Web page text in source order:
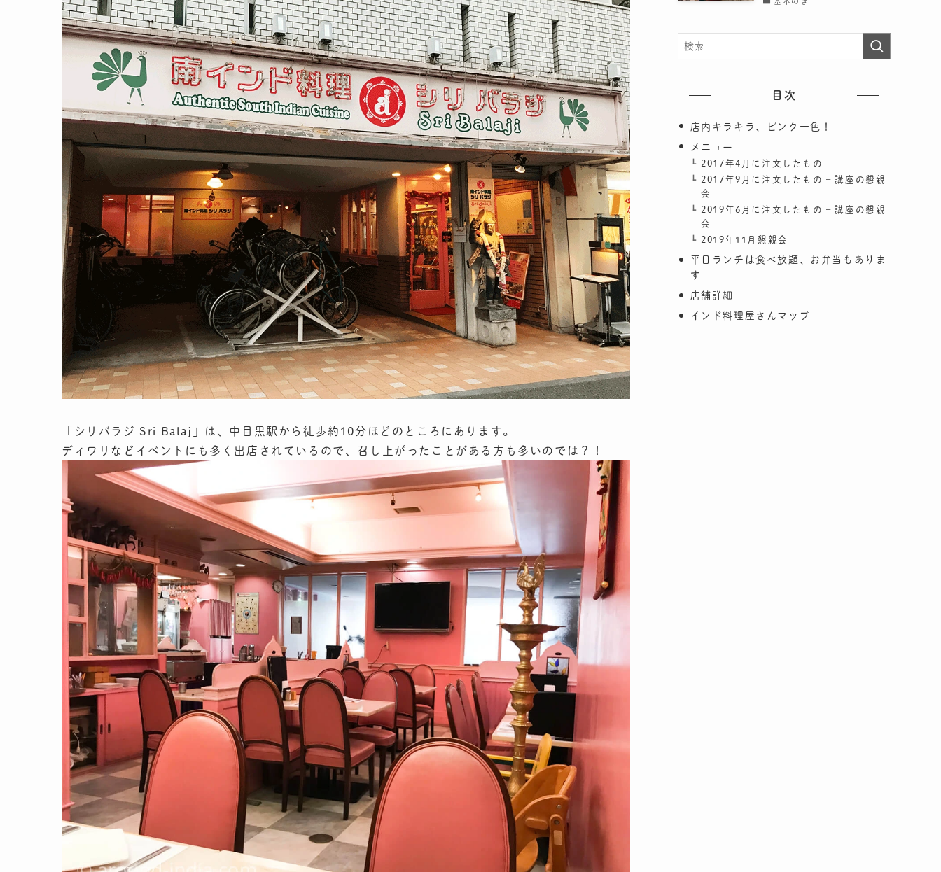
「シリバラジ Sri Balaj」は、中目黒駅から徒歩約10分ほどのところにあります。
ディワリなどイベントにも多く出店されているので、召し上がったことがある方も多いのでは？！
目次
店内キラキラ、ピンク一色！
メニュー
2017年4月に注文したもの
2017年9月に注文したもの – 講座の懇親
会
2019年6月に注文したもの – 講座の懇親
会
2019年11月懇親会
平日ランチは食べ放題、お弁当もありま
す
店舗詳細
インド料理屋さんマップ